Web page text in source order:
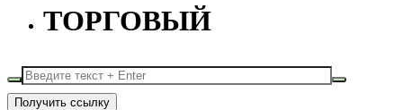
ТОРГОВЫЙ
Получить ссылку